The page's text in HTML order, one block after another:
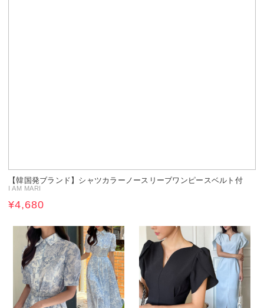
【韓国発ブランド】シャツカラーノースリーブワンピースベルト付
I AM MARI
¥4,680